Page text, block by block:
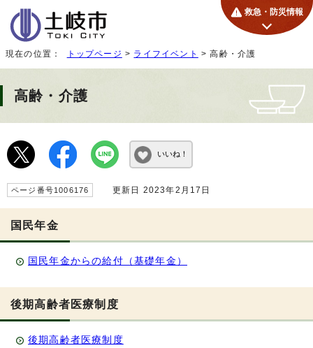
救急・防災情報
現在の位置： トップページ > ライフイベント > 高齢・介護
高齢・介護
いいね！
ページ番号1006176 更新日 2023年2月17日
国民年金
国民年金からの給付（基礎年金）
後期高齢者医療制度
後期高齢者医療制度